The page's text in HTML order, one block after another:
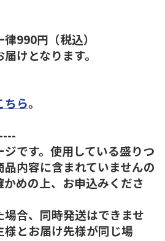
990円（税込）
けとなります。
ちら。
です。使用している盛りつ
内容に含まれていませんの
めの上、お申込みくださ
合、同時発送はできませ
とお届け先様が同じ場